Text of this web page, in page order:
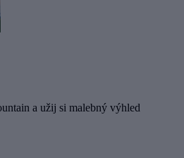
a užij si malebný výhled